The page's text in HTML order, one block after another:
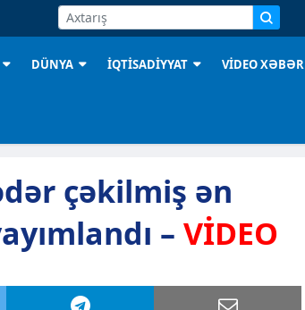
DÜNYA İQTİSADİYYAT VİDEO XƏBƏR
çəkilmiş ən
– VİDEO